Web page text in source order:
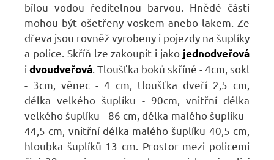
bílou vodou ředitelnou barvou. Hnědé části
mohou být ošetřeny voskem anebo lakem. Ze
dřeva jsou rovněž vyrobeny i pojezdy na šuplíky
a police. Skříň lze zakoupit i jako jednodveřová
i dvoudveřová. Tloušťka boků skříně - 4cm, sokl
- 3cm, věnec - 4 cm, tloušťka dveří 2,5 cm,
délka velkého šuplíku - 90cm, vnitřní délka
velkého šuplíku - 86 cm, délka malého šuplíku -
44,5 cm, vnitřní délka malého šuplíku 40,5 cm,
hloubka šuplíků 13 cm. Prostor mezi policemi